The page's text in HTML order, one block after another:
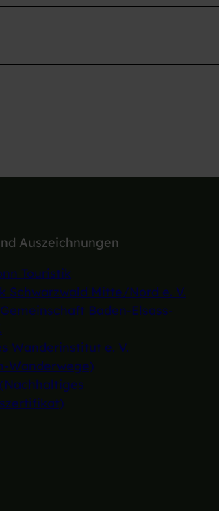
Auszeichnungen
Touristik
Schwarzwald Mitte/Nord e. V.
Baden-Elsass-
Wanderinstitut e. V.
Wanderwege)